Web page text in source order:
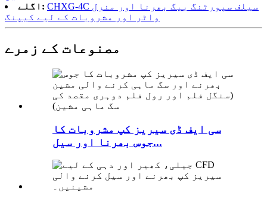
اگلے: CHXG-4C سیلف سپورٹنگ بیگ بھرنا اور منرل
واٹر اور مشروبات کے لیے کیپنگ
مصنوعات کے زمرے
سی ایف ڈی سیریز کپ مشروبات کا
جوس بھرنا اور سیل...